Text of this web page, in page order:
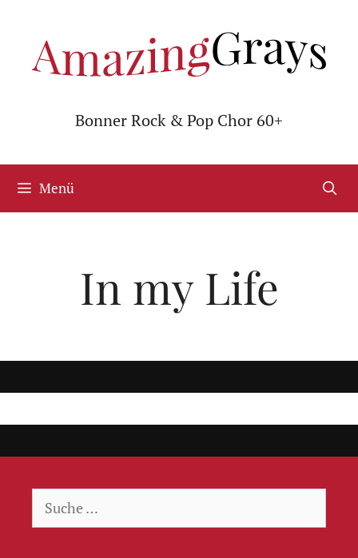
springen
Bonner Rock & Pop Chor 60+
Menü
In my Life
Suche